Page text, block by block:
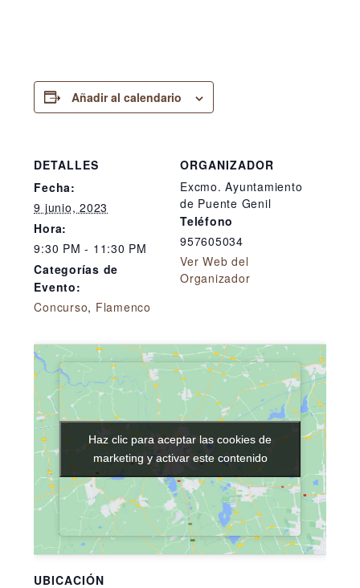
Añadir al calendario
DETALLES
Fecha:
9 junio, 2023
Hora:
9:30 PM - 11:30 PM
Categorías de
Evento:
Concurso, Flamenco
ORGANIZADOR
Excmo. Ayuntamiento
de Puente Genil
Teléfono
957605034
Ver Web del
Organizador
UBICACIÓN
Haz clic para aceptar las cookies de
marketing y activar este contenido
Haz clic para aceptar las cookies de
marketing y activar este contenido